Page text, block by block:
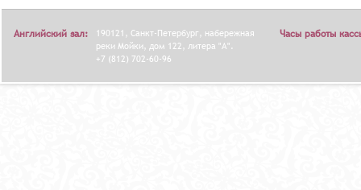
Английский зал:
190121, Санкт-Петербург, набережная
реки Мойки, дом 122, литера "А".
+7 (812) 702-60-96
Часы работы